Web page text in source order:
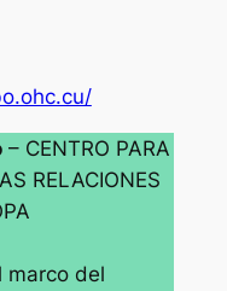
– CENTRO PARA
RELACIONES
marco del